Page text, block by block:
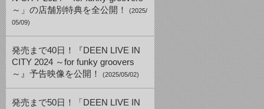
～」の店舗別特典を全公開！
(2025/
05/09)
発売まで40日！『DEEN LIVE IN
CITY 2024 ～for funky groovers
～』予告映像を公開！
(2025/05/02)
発売まで50日！「DEEN LIVE IN